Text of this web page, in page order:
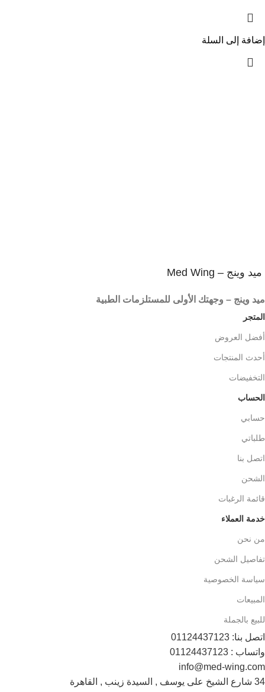
إضافة إلى السلة
ميد وينج – Med Wing
ميد وينج – وجهتك الأولى للمستلزمات الطبية
المتجر
أفضل العروض
أحدث المنتجات
التخفيضات
الحساب
حسابي
طلباتي
اتصل بنا
الشحن
قائمة الرغبات
خدمة العملاء
من نحن
تفاصيل الشحن
سياسة الخصوصية
المبيعات
للبيع بالجملة
اتصل بنا: 01124437123
واتساب : 01124437123
info@med-wing.com
34 شارع الشيخ على يوسف , السيدة زينب , القاهرة